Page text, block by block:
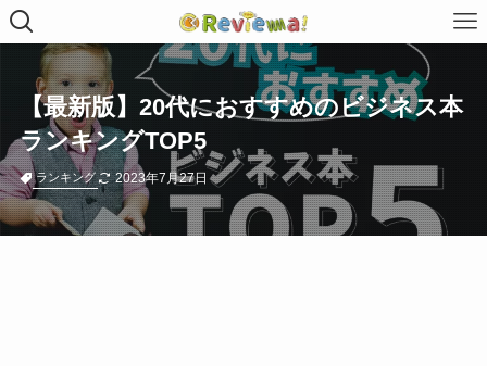
【最新版】20代におすすめのビジネス本
ランキングTOP5
ランキング 2023年7月27日